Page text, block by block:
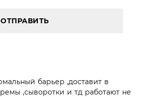
ОТПРАВИТЬ
барьер ,доставит в
,сыворотки и тд работают не